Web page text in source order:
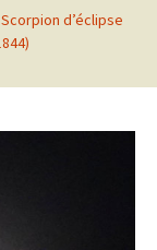
d’éclipse